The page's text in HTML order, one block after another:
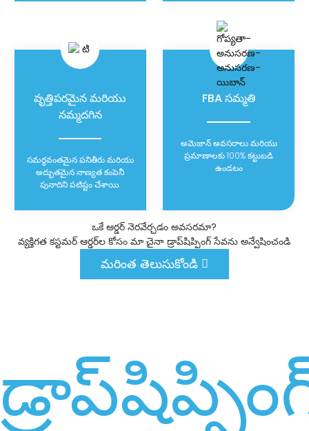
వృత్తిపరమైన మరియు
నమ్మదగిన
సమర్థవంతమైన పనితీరు మరియు
అద్భుతమైన నాణ్యత కంపెనీ
పునాదిని పటిష్టం చేశాయి.
FBA సమ్మతి
అమెజాన్ అవసరాలు మరియు
ప్రమాణాలకు 100% కట్టుబడి
ఉండటం
ఒకే ఆర్డర్ నెరవేర్చడం అవసరమా?
వ్యక్తిగత కస్టమర్ ఆర్డర్‌ల కోసం మా చైనా డ్రాప్‌షిప్పింగ్ సేవను అన్వేషించండి
మరింత తెలుసుకోండి